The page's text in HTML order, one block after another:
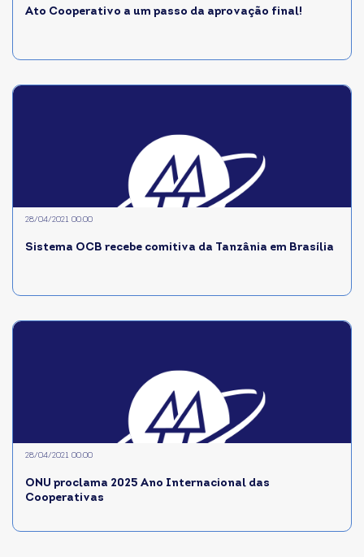
Ato Cooperativo a um passo da aprovação final!
Sistema OCB recebe comitiva da Tanzânia em Brasília
28/04/2021 00:00
ONU proclama 2025 Ano Internacional das
Cooperativas
28/04/2021 00:00